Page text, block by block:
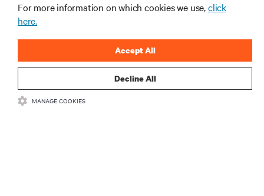
For more information on which cookies we use,click
here.
Decline All
Accept All
MANAGE COOKIES